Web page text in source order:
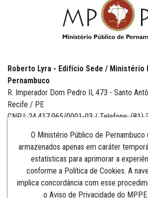
O Ministério Público de Pernambuco
armazenados apenas em caráter
estatísticas para aprimorar a
conforme a Política de Cookies. A
implica concordância com esse
o Aviso de Privacidade do
Roberto Lyra - Edifício Sede / Ministério
Pernambuco
R. Imperador Dom Pedro II, 473 - Santo
Recife / PE
CNPJ: 24.417.065/0001-03 / Telefone: (81)
Institucional
Comunicação